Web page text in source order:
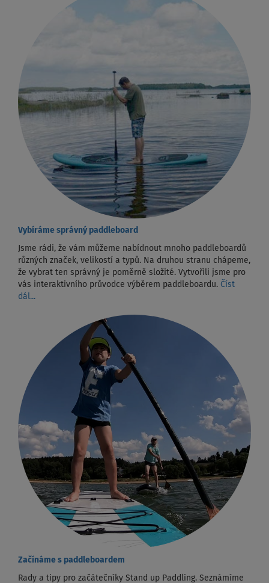
Vybíráme správný paddleboard
Jsme rádi, že vám můžeme nabídnout mnoho paddleboardů
různých značek, velikostí a typů. Na druhou stranu chápeme,
že vybrat ten správný je poměrně složité. Vytvořili jsme pro
vás interaktivního průvodce výběrem paddleboardu. Číst
dál...
Začínáme s paddleboardem
Rady a tipy pro začátečníky Stand up Paddling. Seznámíme